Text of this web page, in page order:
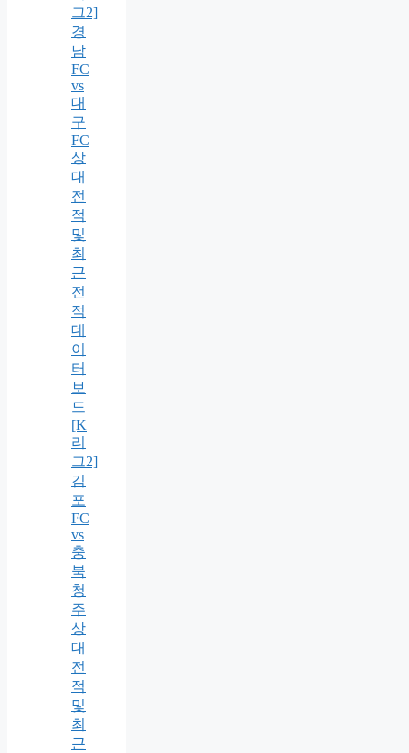
그2]
경
남
FC
vs
대
구
FC
상
대
전
적
및
최
근
전
적
데
이
터
보
드
[K
리
그2]
김
포
FC
vs
충
북
청
주
상
대
전
적
및
최
근